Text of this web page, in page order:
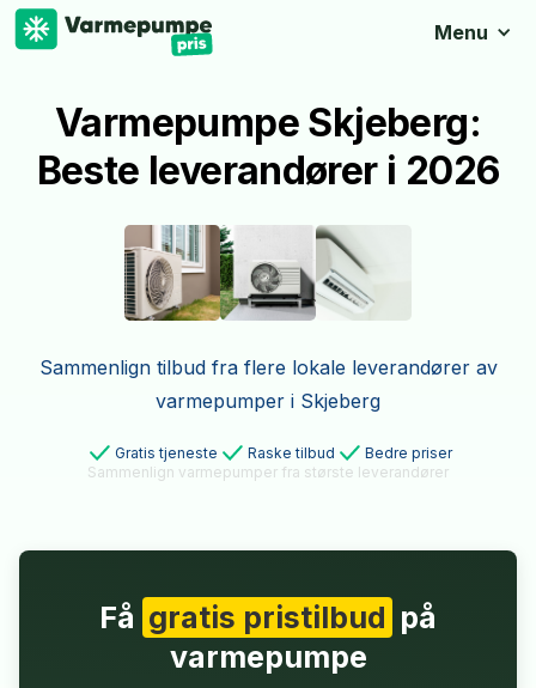
Menu
Varmepumpe Skjeberg:
Beste leverandører i 2026
Sammenlign tilbud fra flere lokale leverandører av
varmepumper i Skjeberg
Gratis tjeneste Raske tilbud
Bedre priser
Sammenlign varmepumper fra største leverandører
Få gratis pristilbud på
varmepumpe